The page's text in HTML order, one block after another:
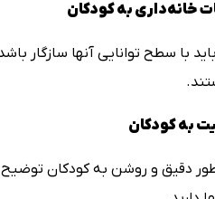
خانه‌­داری به کودکان
با سطح توانایی آن­ها سازگار
به کودکان
دقیق و روشن به کودکان